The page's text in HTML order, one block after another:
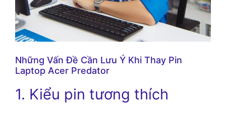
Những Vấn Đề Cần Lưu Ý Khi Thay Pin
Laptop Acer Predator
1. Kiểu pin tương thích